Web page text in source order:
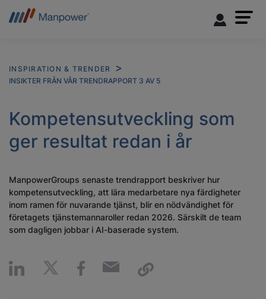
INSPIRATION & TRENDER
INSIKTER FRÅN VÅR TRENDRAPPORT 3 AV 5
Kompetensutveckling som
ger resultat redan i år
ManpowerGroups senaste trendrapport beskriver hur
kompetensutveckling, att lära medarbetare nya färdigheter
inom ramen för nuvarande tjänst, blir en nödvändighet för
företagets tjänstemannaroller redan 2026. Särskilt de team
som dagligen jobbar i AI-baserade system.